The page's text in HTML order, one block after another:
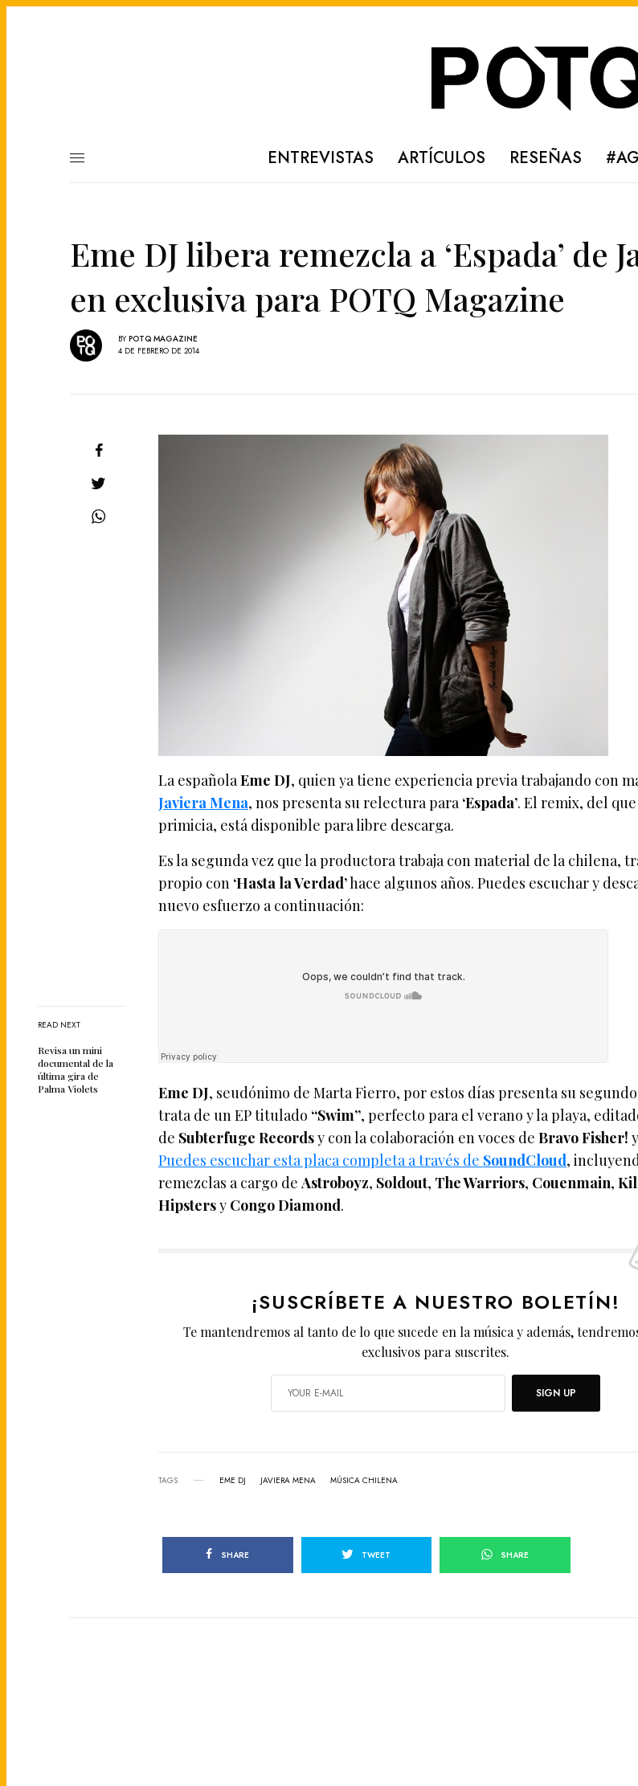
ENTREVISTAS ARTÍCULOS RESEÑAS
Eme DJ libera remezcla a ‘Espada’ de
en exclusiva para POTQ Magazine
BY POTQ MAGAZINE
4 DE FEBRERO DE 2014
READ NEXT
Revisa un mini
documental de la
última gira de
Palma Violets
La españolaEme DJ, quien ya tiene experiencia previa trabajando con
Javiera Mena, nos presenta su relectura para‘Espada’. El remix, del
primicia, está disponible para libre descarga.
Es la segunda vez que la productora trabaja con material de la chilena,
propio con ‘Hasta la Verdad’hace algunos años. Puedes escuchar y
nuevo esfuerzo a continuación:
Eme DJ, seudónimo de Marta Fierro, por estos días presenta su
trata de un EP titulado “Swim”, perfecto para el verano y la playa,
de Subterfuge Recordsy con la colaboración en voces deBravo Fisher!
Puedes escuchar esta placa completa a través de SoundCloud,
remezclas a cargo deAstroboyz, Soldout, The Warriors, Couenmain,
Hipstersy Congo Diamond.
¡SUSCRÍBETE A NUESTRO BOLETÍN!
Te mantendremos al tanto de lo que sucede en la música y además,
exclusivos para suscrites.
SIGN UP
TAGS EME DJ JAVIERA MENA MÚSICA CHILENA
SHARE TWEET SHARE